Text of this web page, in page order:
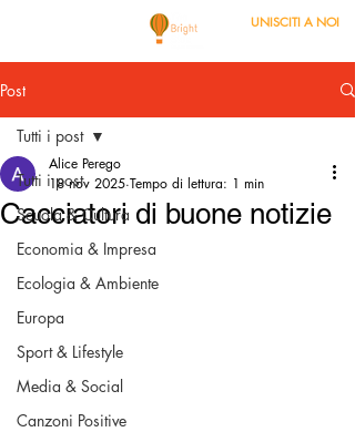
UNISCITI A NOI
Post
Tutti i post
Scuola & Cultura
Economia & Impresa
Ecologia & Ambiente
Europa
Sport & Lifestyle
Media & Social
Canzoni Positive
Tutti i post
Cacciatori di buone notizie
Alice Perego
18 nov 2025 Tempo di lettura: 1 min